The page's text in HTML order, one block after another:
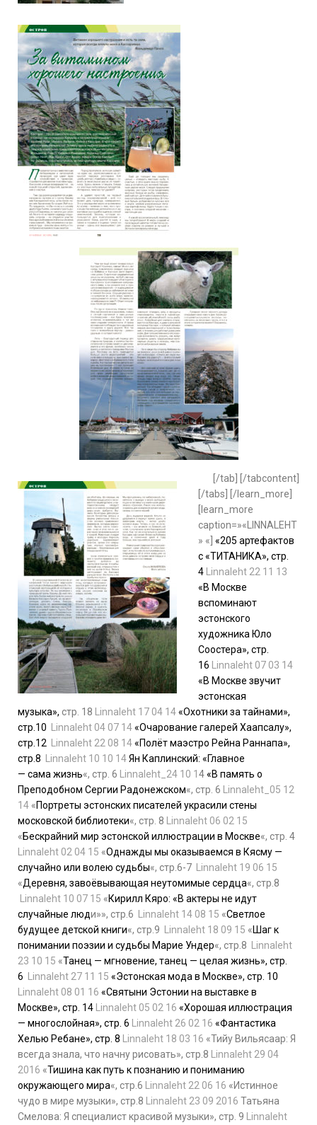
[/tab] [/tabcontent]
[/tabs] [/learn_more]
[learn_more
caption=»«LINNALEHT
» «] «205 артефактов
с «ТИТАНИКА», стр.
4
Linnaleht 22 11 13
«В Москве
вспоминают
эстонского
художника Юло
Соостера», стр.
16
Linnaleht 07 03 14
«В Москве звучит
эстонская
музыка», стр. 18 Linnaleht 17 04 14«Охотники за тайнами»,
стр.10
Linnaleht 04 07 14«Очарование галерей Хаапсалу»,
стр.12
Linnaleht 22 08 14«Полёт маэстро Рейна Раннапа»,
стр.8
Linnaleht 10 10 14Ян Каплинский: «Главное
— сама жизнь«, стр. 6 Linnaleht_24 10 1 4«В память о
Преподобном Сергии Радонежском«, стр. 6
Linnaleht_05 12
14 «Портреты эстонских писателей украсили стены
московской библиотеки«, стр. 8
Linnaleht 06 02 15
«Бескрайний мир эстонской иллюстрации в Москве«, стр. 4
Linnaleht 02 04 15 «Однажды мы оказываемся в Кясму —
случайно или волею судьбы«, стр.6-7
Linnaleht 19 06 15
«Деревня, завоёвывающая неутомимые сердца«, стр.8
Linnaleht 10 07 15 «Кирилл Кяро: «В актеры не идут
случайные люди»», стр.6 Linnaleht 14 08 15 «Светлое
будущее детской книги«, стр.9 Linnaleht 18 09 15 «Шаг к
понимании поэзии и судьбы Марие Ундер«, стр.8
Linnaleht
23 10 15 «Танец — мгновение, танец — целая жизнь», стр.
6
Linnaleht 27 11 15 «Эстонская мода в Москве», стр. 10
Linnaleht 08 01 16 «Святыни Эстонии на выставке в
Москве», стр. 14
Linnaleht 05 02 16 «Хорошая иллюстрация
— многослойная», стр. 6
Linnaleht 26 02 16 «Фантастика
Хелью Ребане», стр. 8
Linnaleht 18 03 16 «Тийу Вильясаар: Я
всегда знала, что начну рисовать», стр.8
Linnaleht 29 04
2016 «Тишина как путь к познанию и пониманию
окружающего мира«, стр.6 Linnaleht 22 06 16 «Истинное
чудо в мире музыки», стр.8
Linnaleht 23 09 2016 Татьяна
Смелова: Я специалист красивой музыки», стр. 9
Linnaleht